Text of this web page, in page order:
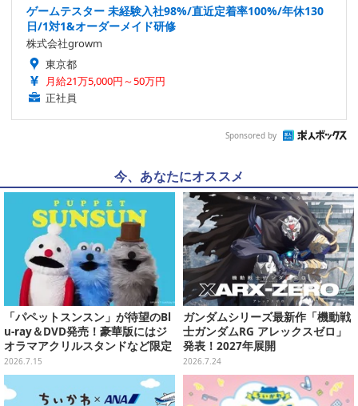
ゲームテスター 未経験入社98%/直近定着率100%/年休130
日/1対1&オーダーメイド研修
株式会社growm
東京都
月給21万5,000円～50万円
正社員
Sponsored by
今、あなたにオススメ
「パペットスンスン」が待望のBl
u-ray＆DVD発売！豪華版にはジ
オラマアクリルスタンドなど限定
グッズを封入
2026.7.15
ガンダムシリーズ最新作「機動戦
士ガンダムRG アレックスゼロ」
発表！2027年展開
2026.7.24